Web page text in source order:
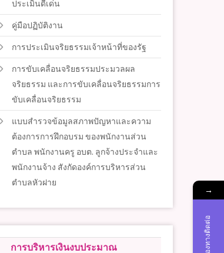
ประเมินดีเด่น
คู่มือปฏิบัติงาน
การประเมินจริยธรรมเจ้าหน้าที่ของรัฐ
การขับเคลื่อนจริยธรรมประมวลผล
จริยธรรม และการขับเคลื่อนจริยธรรมการ
ขับเคลื่อนจริยธรรม
แบบสำรวจข้อมูลสภาพปัญหาและความ
ต้องการการฝึกอบรม ของพนักงานส่วน
ตำบล พนักงานครู อบต. ลูกจ้างประจำและ
พนักงานจ้าง สังกัดองค์การบริหารส่วน
ตำบลหัวฝาย
การบริหารเงินงบประมาณ
→
ช่องทางติดต่อ